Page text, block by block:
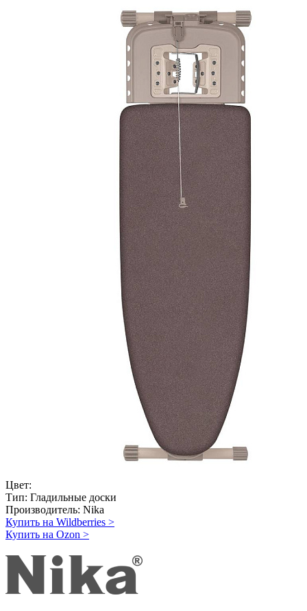
Цвет:
Тип: Гладильные доски
Производитель: Nika
Купить на Wildberries >
Купить на Ozon >